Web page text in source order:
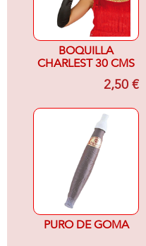
BOQUILLA
CHARLEST 30 CMS
2,50 €
PURO DE GOMA